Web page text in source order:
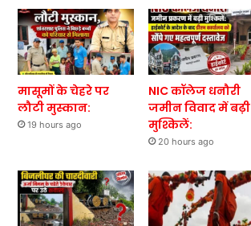
मासूमों के चेहरे पर
लौटी मुस्कान:
19 hours ago
NIC कॉलेज धनौरी
जमीन विवाद में बढ़ी
मुश्किलें:
20 hours ago